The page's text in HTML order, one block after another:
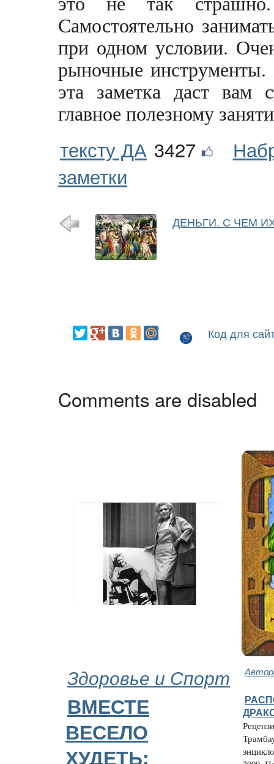
Самостоятельно
при одном условии.
рыночные
эта заметка даст вам
главное полезному
тексту ДА 3427
заметки
ДЕНЬГИ. С ЧЕМ
Код для
Comments are disabled
Здоровье и Спорт
ВМЕСТЕ
ВЕСЕЛО
ХУДЕТЬ: